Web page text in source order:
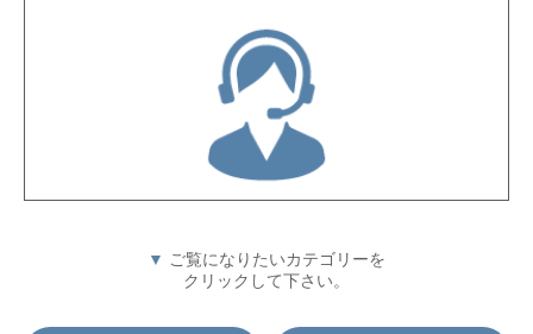
▼ ご覧になりたいカテゴリーを
クリックして下さい。